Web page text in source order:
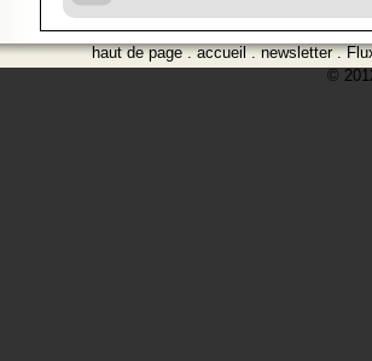
haut de page.accueil.newsletter.
©